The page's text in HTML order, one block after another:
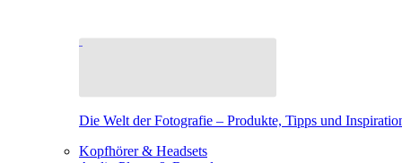
Die Welt der Fotografie – Produkte, Tipps und
Kopfhörer & Headsets